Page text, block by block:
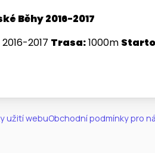
Běhy 2016-2017
2016-2017 Trasa:1000m
užití webuObchodní podmínky pro